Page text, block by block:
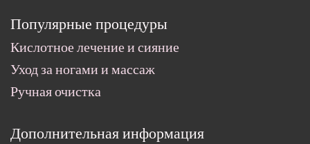
Популярные процедуры
Кислотное лечение и сияние
Уход за ногами и массаж
Ручная очистка
Дополнительная информация